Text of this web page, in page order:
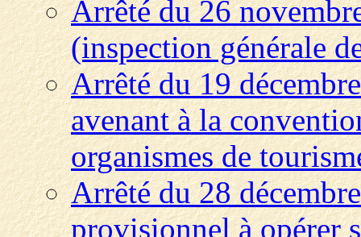
Arrêté du 26
(inspection générale
Arrêté du 19
avenant à la
organismes de
Arrêté du 28
provisionnel à opérer